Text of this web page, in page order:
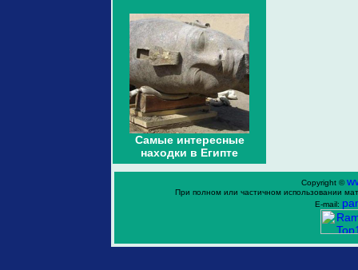
Самые интересные
находки в Египте
Copyright ©
При полном или частичном использовании
E-mail: